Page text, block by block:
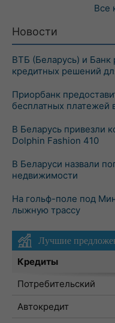
Все
Новости
ВТБ (Беларусь) и Банк
кредитных решений
Приорбанк
бесплатных платежей
В Беларусь привезли
Dolphin Fashion 410
В Беларуси назвали
недвижимости
На гольф-поле под
лыжную трассу
Лучшие
Кредиты
Потребительский
Автокредит